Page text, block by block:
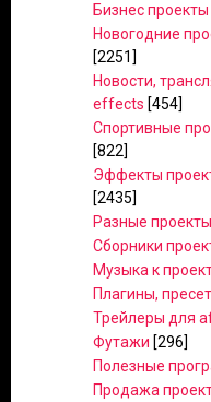
Бизнес
Новогодние
[2251]
Новости,
effects [454]
Спортивные
[822]
Эффекты
[2435]
Разные
Сборники
Музыка к
Плагины,
Трейлеры для
Футажи [296]
Полезные
Продажа